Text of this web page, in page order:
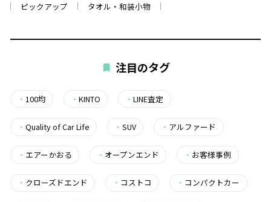
ピックアップ タオル・和装小物
注目のタグ
・ 100均 ・KINTO ・LINE査定
・ Quality of Car Life ・SUV ・ アルファード
・ エアーかおる ・ オープンエンド ・ お客様事例
・ クローズドエンド ・ コストコ ・ コンパクトカー